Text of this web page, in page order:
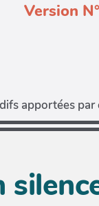
Version
apportées par